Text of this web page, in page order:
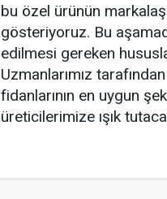
bu özel ürünün
gösteriyoruz. Bu
edilmesi gereken
Uzmanlarımız
fidanlarının en uygun
üreticilerimize ışık